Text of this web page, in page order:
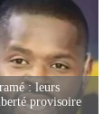
: leurs
provisoire